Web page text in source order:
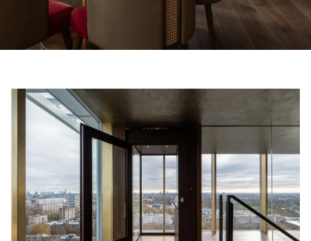
Bestel een Digital HomeKit
Vraag om een prijsraming
FAQ
Neem contact op
NL